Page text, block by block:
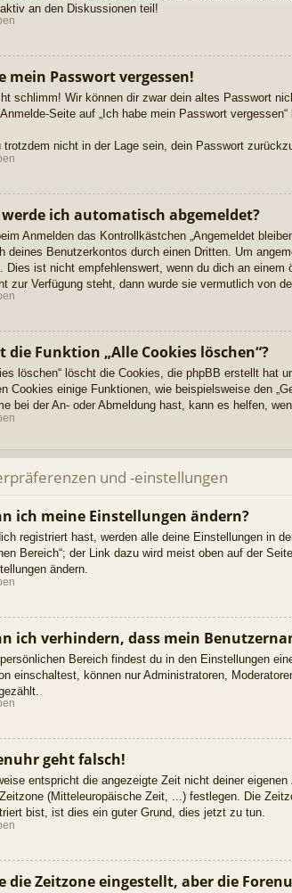
an den Diskussionen teil!
mein Passwort vergessen!
schlimm! Wir können dir zwar dein altes Passwort
Seite auf „Ich habe mein Passwort
trotzdem nicht in der Lage sein, dein Passwort
ich automatisch abgemeldet?
Anmelden das Kontrollkästchen „Angemeldet
deines Benutzerkontos durch einen Dritten. Um
Dies ist nicht empfehlenswert, wenn du dich an
zur Verfügung steht, dann wurde sie vermutlich von
die Funktion „Alle Cookies löschen“?
löschen“ löscht die Cookies, die phpBB erstellt hat
Cookies einige Funktionen, wie beispielsweise den
bei der An- oder Abmeldung hast, kann es helfen,
und -einstellungen
ich meine Einstellungen ändern?
registriert hast, werden alle deine Einstellungen in
Bereich“; der Link dazu wird meist oben auf der
ändern.
ich verhindern, dass mein
Bereich findest du in den Einstellungen
einschaltest, können nur Administratoren,
geht falsch!
entspricht die angezeigte Zeit nicht deiner
(Mitteleuropäische Zeit, ...) festlegen. Die
bist, ist dies ein guter Grund, dies jetzt zu tun.
die Zeitzone eingestellt, aber die